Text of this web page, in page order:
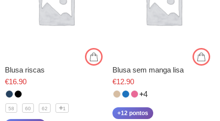
Blusa riscas
€16.90
58 60 62 1
Blusa sem manga lisa
€12.90
4
+12 pontos